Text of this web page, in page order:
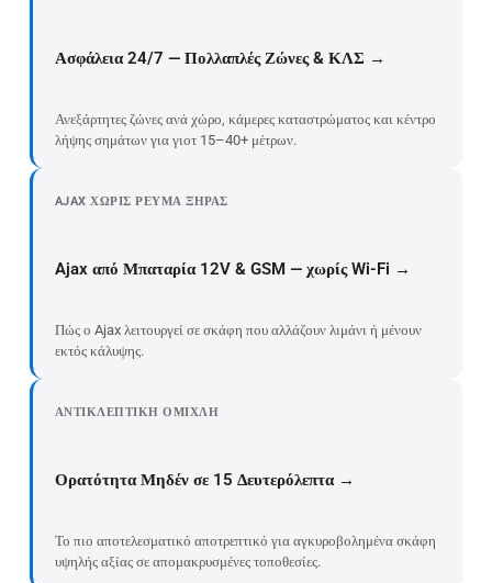
Ασφάλεια 24/7 — Πολλαπλές Ζώνες & ΚΛΣ →
Ανεξάρτητες ζώνες ανά χώρο, κάμερες καταστρώματος και κέντρο
λήψης σημάτων για γιοτ 15–40+ μέτρων.
AJAX ΧΩΡΊΣ ΡΕΎΜΑ ΞΗΡΆΣ
Ajax από Μπαταρία 12V & GSM — χωρίς Wi-Fi →
Πώς ο Ajax λειτουργεί σε σκάφη που αλλάζουν λιμάνι ή μένουν
εκτός κάλυψης.
ΑΝΤΙΚΛΕΠΤΙΚΉ ΟΜΊΧΛΗ
Ορατότητα Μηδέν σε 15 Δευτερόλεπτα →
Το πιο αποτελεσματικό αποτρεπτικό για αγκυροβολημένα σκάφη
υψηλής αξίας σε απομακρυσμένες τοποθεσίες.